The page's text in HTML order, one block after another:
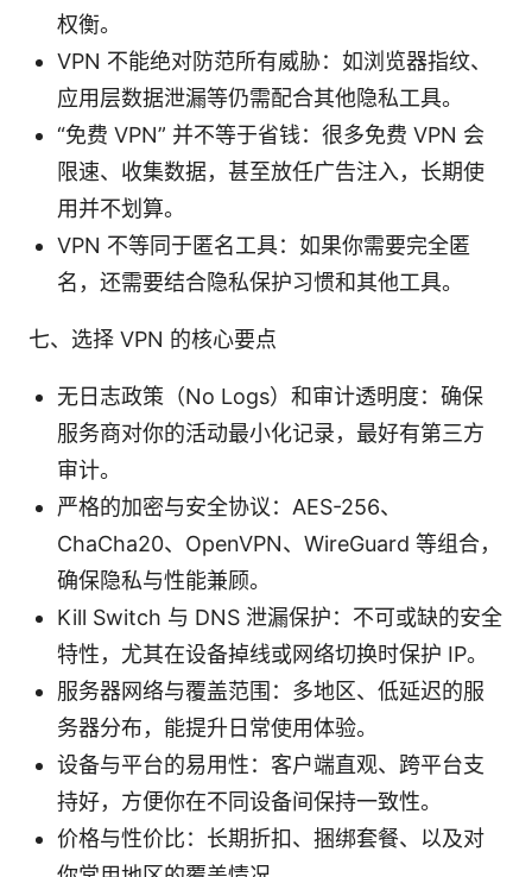
权衡。
VPN 不能绝对防范所有威胁：如浏览器指纹、
应用层数据泄漏等仍需配合其他隐私工具。
“免费 VPN” 并不等于省钱：很多免费 VPN 会
限速、收集数据，甚至放任广告注入，长期使
用并不划算。
VPN 不等同于匿名工具：如果你需要完全匿
名，还需要结合隐私保护习惯和其他工具。
七、选择 VPN 的核心要点
无日志政策（No Logs）和审计透明度：确保
服务商对你的活动最小化记录，最好有第三方
审计。
严格的加密与安全协议：AES-256、
ChaCha20、OpenVPN、WireGuard 等组合，
确保隐私与性能兼顾。
Kill Switch 与 DNS 泄漏保护：不可或缺的安全
特性，尤其在设备掉线或网络切换时保护 IP。
服务器网络与覆盖范围：多地区、低延迟的服
务器分布，能提升日常使用体验。
设备与平台的易用性：客户端直观、跨平台支
持好，方便你在不同设备间保持一致性。
价格与性价比：长期折扣、捆绑套餐、以及对